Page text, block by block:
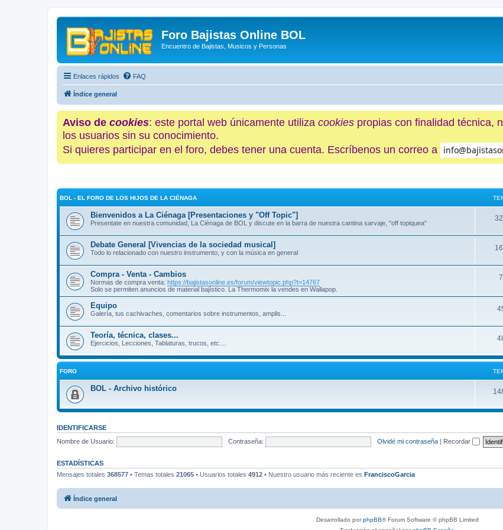
Foro Bajistas Online BOL
Encuentro de Bajistas, Musicos y Personas
Enlaces rápidos FAQ
Índice general
Aviso de cookies: este portal web únicamente utiliza cookies propias con finalidad técnica,
los usuarios sin su conocimiento.
Si quieres participar en el foro, debes tener una cuenta. Escríbenos un correo a
BOL - EL FORO DE LOS HIJOS DE LA CIÉNAGA
Bienvenidos a La Ciénaga [Presentaciones y "Off Topic"]
Presentate en nuestra comunidad, La Ciénaga de BOL y discute en la barra de nuestra cantina sarvaje, "off topiquea"
Debate General [Vivencias de la sociedad musical]
Todo lo relacionado con nuestro instrumento, y con la música en general
Compra - Venta - Cambios
Normas de compra venta: https://bajistasonline.es/forum/viewtopic.php?t=14767
Solo se permiten anuncios de material bajístico. La Thermomix la vendes en Wallapop.
Equipo
Galería, tus cachivaches, comentarios sobre instrumentos, amplis...
Teoría, técnica, clases...
Ejercicios, Lecciones, Tablaturas, trucos, etc....
FORO
BOL - Archivo histórico
IDENTIFICARSE
Nombre de Usuario:
Contraseña: Olvidé mi contraseña | Recordar
ESTADÍSTICAS
Mensajes totales 368577 • Temas totales 21065 • Usuarios totales 4912 • Nuestro usuario más reciente es FranciscoGarcia
Índice general
Desarrollado porphpBB® Forum Software © phpBB Limited